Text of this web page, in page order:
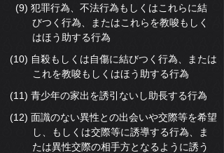
(9) 犯罪行為、不法行為もしくはこれらに結
びつく行為、またはこれらを教唆もしく
はほう助する行為
(10) 自殺もしくは自傷に結びつく行為、または
これを教唆もしくはほう助する行為
(11) 青少年の家出を誘引ないし助長する行為
(12) 面識のない異性との出会いや交際等を希望
し、もしくは交際等に誘導する行為、ま
たは異性交際の相手方となるように誘う